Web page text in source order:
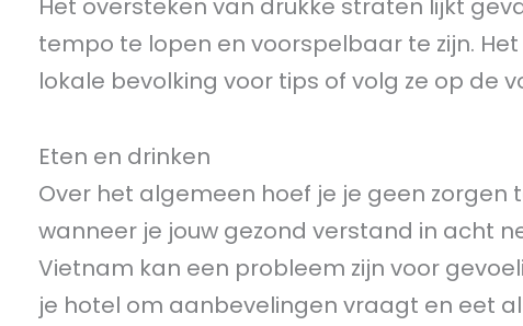
Het oversteken van drukke straten lijkt
tempo te lopen en voorspelbaar te zijn.
lokale bevolking voor tips of volg ze op de
Eten en drinken
Over het algemeen hoef je je geen
wanneer je jouw gezond verstand in acht
Vietnam kan een probleem zijn voor
je hotel om aanbevelingen vraagt en eet